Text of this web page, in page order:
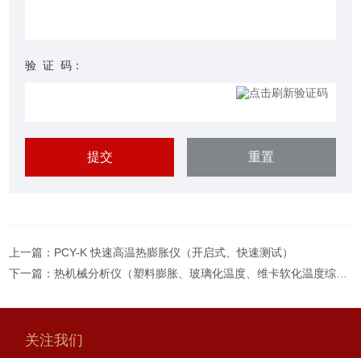
验 证 码：
上一篇： PCY-K 快速高温热膨胀仪（开启式、快速测试）
下一篇：热机械分析仪（塑料膨胀、玻璃化温度、维卡软化温度综合测试仪）
关注我们